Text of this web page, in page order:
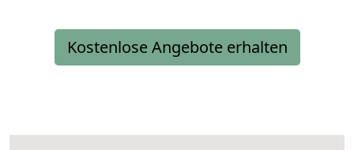
Kostenlose Angebote erhalten